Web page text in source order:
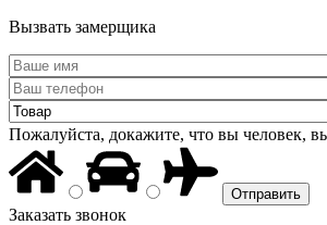
Вызвать замерщика
Пожалуйста, докажите, что вы человек,
Заказать звонок